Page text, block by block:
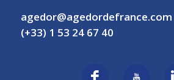
agedor@agedordefrance.com
(+33) 1 53 24 67 40